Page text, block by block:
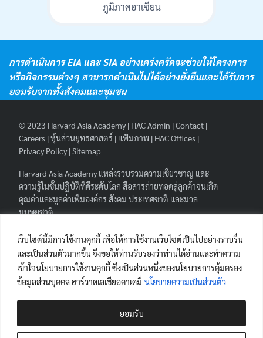
เว็บไซต์นี้มีการใช้งานคุกกี้ เพื่อให้การใช้งานเว็บไซต์เป็นไปอย่างราบรื่น
และเป็นส่วนตัวมากขึ้น จึงขอให้ท่านรับรองว่าท่านได้อ่านและทำความ
เข้าใจนโยบายการใช้งานคุกกี้ ซึ่งเป็นส่วนหนึ่งของนโยบายการคุ้มครอง
ข้อมูลส่วนบุคคล ฮาร์วาดเอเชียอคาเดมี่ นโยบายความเป็นส่วนตัว
ยอมรับ
ภูมิภาคอาเซียน
การดำเนินการ EIA และ SIA อย่างเคร่งครัดจะช่วยให้โครงการ
หรือกิจกรรมต่างๆ สามารถดำเนินไปได้อย่างยั่งยืนและได้รับการ
ยอมรับจากทั้งสังคมและชุมชน
© 2023 Harvard Asia Academy | HAC Admin |Contact |
Careers |หุ้นส่วนยุทธศาสตร์ | แฟ้มภาพ | HAC Offices |
Privacy Policy |Sitemap
Harvard Asia Academy แหล่งรวบรวมความเชี่ยวชาญ และ
ความรู้ในชั้นปฏิบัติที่ดีระดับโลก สื่อสารถ่ายทอดสู่ลูกค้าจนเกิด
คุณค่าและมูลค่าเพิ่มองค์กร สังคม ประเทศชาติ และมวล
มนุษยชาติ.
FOLLOW HAA|
ผู้เยี่ยมชมเว็บไซต์
Views Today : 2